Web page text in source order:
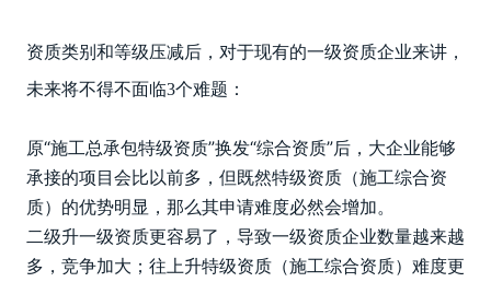
资质类别和等级压减后，对于现有的一级资质企业来讲，
未来将不得不面临3个难题：
原“施工总承包特级资质”换发“综合资质”后，大企业能够
承接的项目会比以前多，但既然特级资质（施工综合资
质）的优势明显，那么其申请难度必然会增加。
二级升一级资质更容易了，导致一级资质企业数量越来越
多，竞争加大；往上升特级资质（施工综合资质）难度更